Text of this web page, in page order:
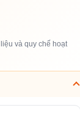
và quy chế hoạt